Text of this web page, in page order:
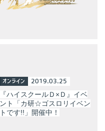
オンライン 2019.03.25
『ハイスクールＤ×Ｄ』イベ
ント「カ研☆ゴスロリイベン
トです!!」開催中！